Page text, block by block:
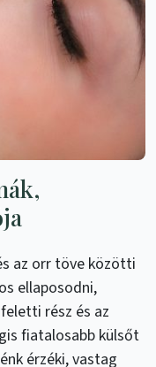
az orr töve közötti
ellaposodni,
rész és az
fiatalosabb külsőt
érzéki, vastag